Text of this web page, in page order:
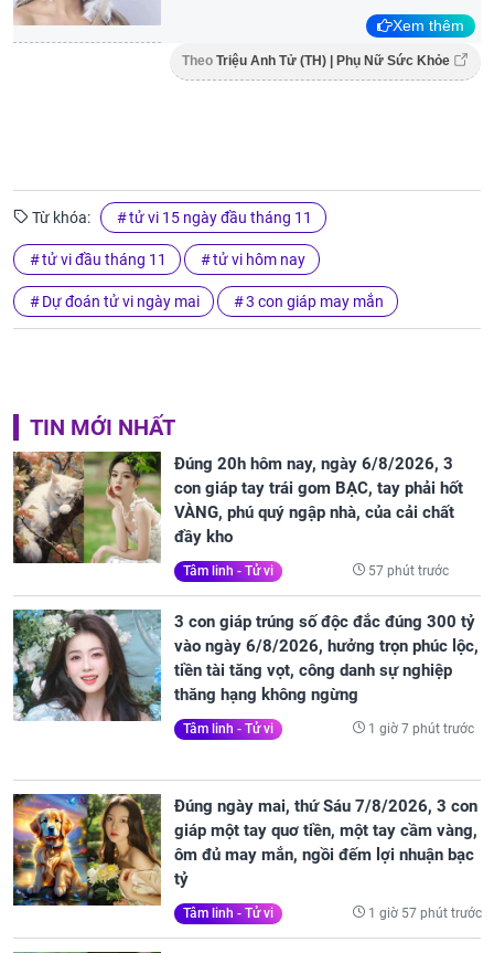
Xem thêm
Theo Triệu Anh Tử (TH) | Phụ Nữ Sức Khỏe
Từ khóa: tử vi 15 ngày đầu tháng 11
tử vi đầu tháng 11 tử vi hôm nay
Dự đoán tử vi ngày mai 3 con giáp may mắn
TIN MỚI NHẤT
Đúng 20h hôm nay, ngày 6/8/2026, 3
con giáp tay trái gom BẠC, tay phải hốt
VÀNG, phú quý ngập nhà, của cải chất
đầy kho
Tâm linh - Tử vi 57 phút trước
3 con giáp trúng số độc đắc đúng 300 tỷ
vào ngày 6/8/2026, hưởng trọn phúc lộc,
tiền tài tăng vọt, công danh sự nghiệp
thăng hạng không ngừng
Tâm linh - Tử vi 1 giờ 7 phút trước
Đúng ngày mai, thứ Sáu 7/8/2026, 3 con
giáp một tay quơ tiền, một tay cầm vàng,
ôm đủ may mắn, ngồi đếm lợi nhuận bạc
tỷ
Tâm linh - Tử vi 1 giờ 57 phút trước